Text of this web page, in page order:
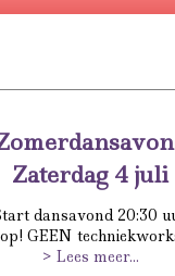
Zaterdag 4 juli
dansavond 20:30
GEEN
> Lees meer...